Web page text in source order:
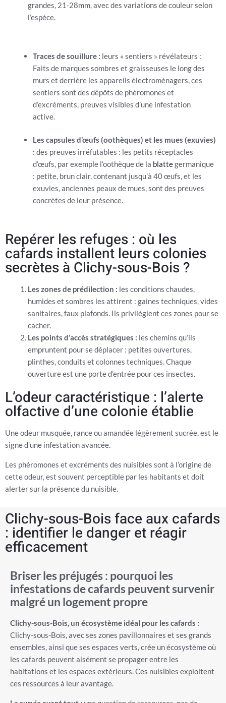
grandes, 21-28mm, avec des variations de couleur selon
l’espèce.
Traces de souillure : leurs « sentiers » révélateurs :
Faits de marques sombres et graisseuses le long des
murs et derrière les appareils électroménagers, ces
sentiers sont des dépôts de phéromones et
d’excréments, preuves visibles d’une infestation
active.
Les capsules d’œufs (oothèques) et les mues (exuvies)
: des preuves irréfutables : les petits réceptacles
d’œufs, par exemple l’oothèque de la blattegermanique
: petite, brun clair, contenant jusqu’à 40 œufs, et les
exuvies, anciennes peaux de mues, sont des preuves
concrètes de leur présence.
Repérer les refuges : où les
cafards installent leurs colonies
secrètes à Clichy-sous-Bois ?
Les zones de prédilection : les conditions chaudes,
humides et sombres les attirent : gaines techniques, vides
sanitaires, faux plafonds. Ils privilégient ces zones pour se
cacher.
Les points d’accès stratégiques : les chemins qu’ils
empruntent pour se déplacer : petites ouvertures,
plinthes, conduits et colonnes techniques. Chaque
ouverture est une porte d’entrée pour ces insectes.
L’odeur caractéristique : l’alerte
olfactive d’une colonie établie
Une odeur musquée, rance ou amandée légèrement sucrée, est le
signe d’une infestation avancée.
Les phéromones et excréments des nuisibles sont à l’origine de
cette odeur, est souvent perceptible par les habitants et doit
alerter sur la présence du nuisible.
Clichy-sous-Bois face aux cafards
: identifier le danger et réagir
efficacement
Briser les préjugés : pourquoi les
infestations de cafards peuvent survenir
malgré un logement propre
Clichy-sous-Bois, un écosystème idéal pour les cafards :
Clichy-sous-Bois, avec ses zones pavillonnaires et ses grands
ensembles, ainsi que ses espaces verts, crée un écosystème où
les cafards peuvent aisément se propager entre les
habitations et les espaces extérieurs. Ces nuisibles exploitent
ces ressources à leur avantage.